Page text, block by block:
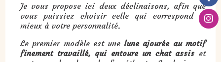
Je vous propose ici deux déclinaisons, afin que
vous puissiez choisir celle qui correspond le
mieux à votre personnalité.
Le premier modèle est une lune ajourée au motif
finement travaillé, qui entoure un chat assis et